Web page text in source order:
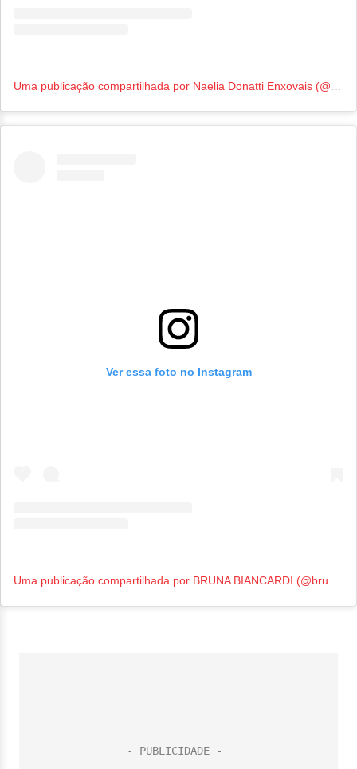
Uma publicação compartilhada por Naelia Donatti Enxovais (@naeliadonattienxovais)
Ver essa foto no Instagram